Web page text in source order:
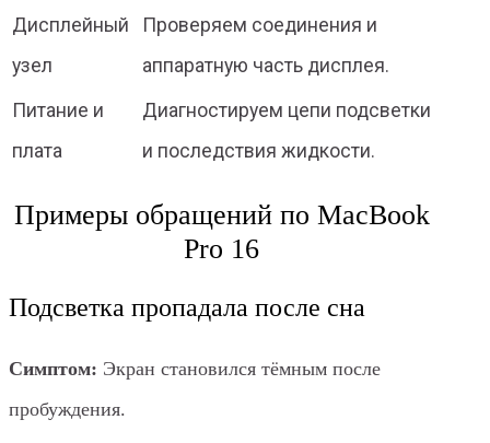
Дисплейный
узел
Проверяем соединения и
аппаратную часть дисплея.
Питание и
плата
Диагностируем цепи подсветки
и последствия жидкости.
Примеры обращений по MacBook
Pro 16
Подсветка пропадала после сна
Симптом: Экран становился тёмным после
пробуждения.